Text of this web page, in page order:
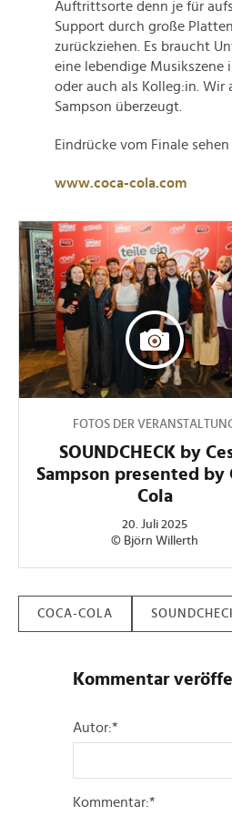
Auftrittsorte denn je für
Support durch große
zurückziehen. Es braucht
eine lebendige Musikszene
oder auch als Kolleg:in.
Sampson überzeugt.
Eindrücke vom Finale
www.coca-cola.com
FOTOS DER
SOUNDCHECK by
Sampson presented by
Cola
20. Juli 2025
© Björn Willerth
COCA-COLA
Kommentar
Autor:*
Kommentar:*